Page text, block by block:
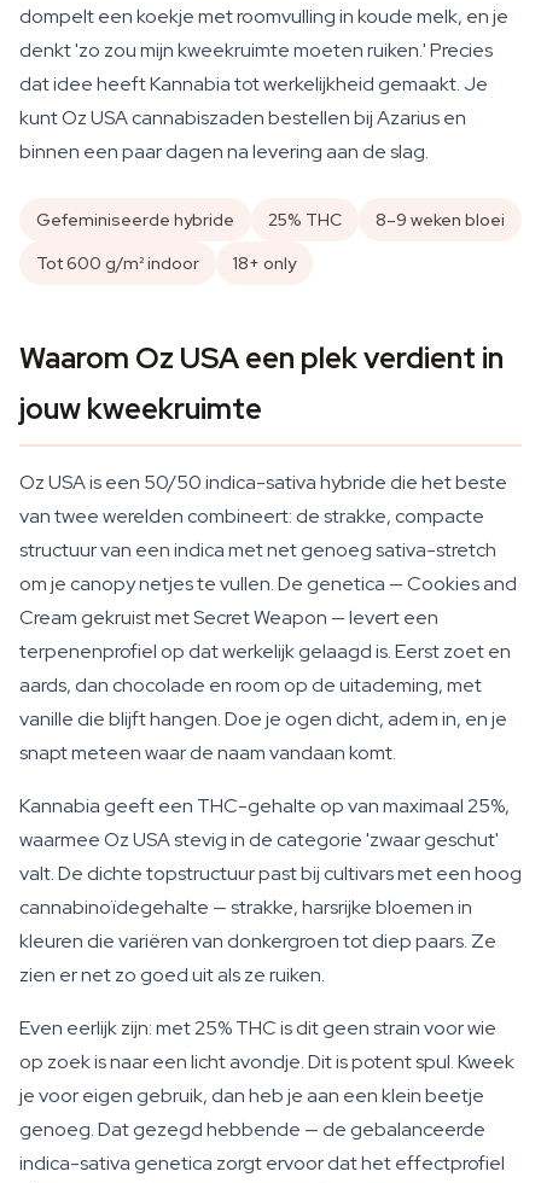
dompelt een koekje met roomvulling in koude melk, en je
denkt 'zo zou mijn kweekruimte moeten ruiken.' Precies
dat idee heeft Kannabia tot werkelijkheid gemaakt. Je
kunt Oz USA cannabiszaden bestellen bij Azarius en
binnen een paar dagen na levering aan de slag.
Gefeminiseerde hybride 25% THC
8–9 weken bloei
Tot 600 g/m² indoor
18+ only
Waarom Oz USA een plek verdient in
jouw kweekruimte
Oz USA is een 50/50 indica-sativa hybride die het beste
van twee werelden combineert: de strakke, compacte
structuur van een indica met net genoeg sativa-stretch
om je canopy netjes te vullen. De genetica — Cookies and
Cream gekruist met Secret Weapon — levert een
terpenenprofiel op dat werkelijk gelaagd is. Eerst zoet en
aards, dan chocolade en room op de uitademing, met
vanille die blijft hangen. Doe je ogen dicht, adem in, en je
snapt meteen waar de naam vandaan komt.
Kannabia geeft een THC-gehalte op van maximaal 25%,
waarmee Oz USA stevig in de categorie 'zwaar geschut'
valt. De dichte topstructuur past bij cultivars met een hoog
cannabinoïdegehalte — strakke, harsrijke bloemen in
kleuren die variëren van donkergroen tot diep paars. Ze
zien er net zo goed uit als ze ruiken.
Even eerlijk zijn: met 25% THC is dit geen strain voor wie
op zoek is naar een licht avondje. Dit is potent spul. Kweek
je voor eigen gebruik, dan heb je aan een klein beetje
genoeg. Dat gezegd hebbende — de gebalanceerde
indica-sativa genetica zorgt ervoor dat het effectprofiel